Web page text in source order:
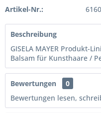
Artikel-Nr.:
Beschreibung
GISELA MAYER Produkt-
Balsam für Kunsthaare /
Bewertungen
0
Bewertungen lesen,